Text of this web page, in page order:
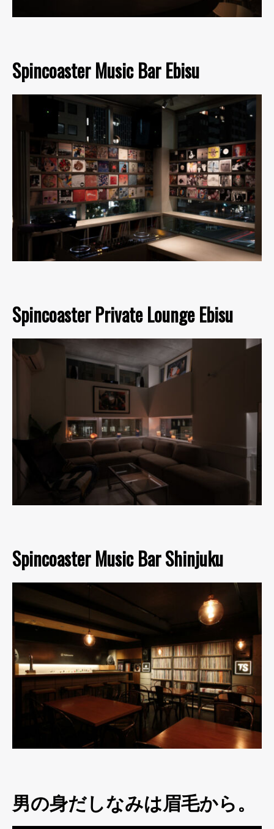
Spincoaster Music Bar Ebisu
Spincoaster Private Lounge Ebisu
Spincoaster Music Bar Shinjuku
男の身だしなみは眉毛から。